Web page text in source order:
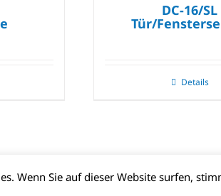
DC-16/SL
Tür/
Details
| Alle Rechte vorbehalten |Impressum|
Wenn Sie auf dieser Website surfen,